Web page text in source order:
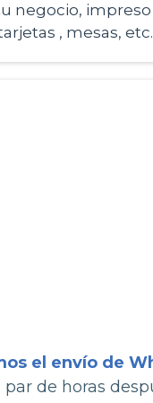
negocio,
, mesas,
el envío de
de horas